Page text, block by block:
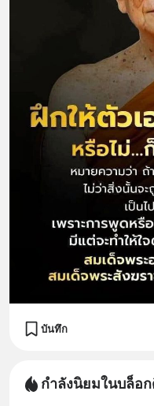
บันทึก
กำลังนิยมในบล็อ